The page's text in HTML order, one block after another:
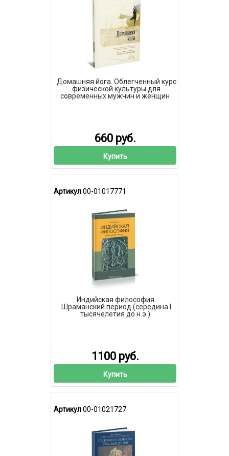
Домашняя йога. Облегченный курс
физической культуры для
современных мужчин и женщин
660 руб.
Купить
Артикул00-01017771
Индийская философия.
Шраманский период (середина I
тысячелетия до н.э.)
1100 руб.
Купить
Артикул00-01021727